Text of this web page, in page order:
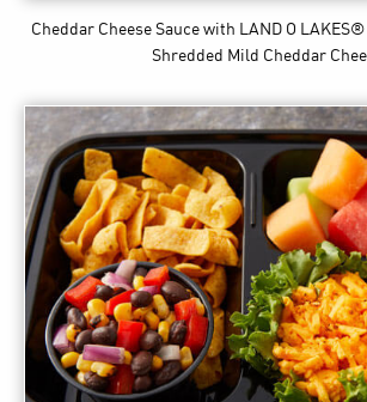
Cheddar Cheese Sauce with LAND O
Shredded Mild Cheddar